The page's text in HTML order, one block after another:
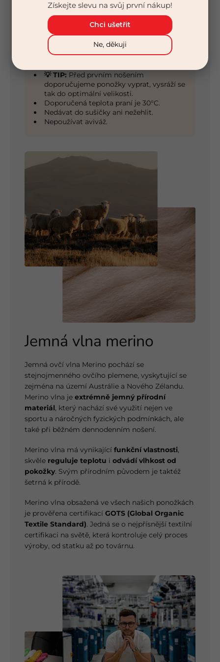
Na doma
Teplotní třída:
Léto
💡 TIP: Před prvním nošením
doporučujeme ponožky vyprat, vysráží se
tak do optimální velikosti.
Doporučená teplota praní je 30°C.
Nedávat do sušičky ani nežehlit.
Nepoužívat aviváž.
Jemná vlna merino
Jemná ovčí vlna Merino pochází se
stejnojmenného ovčího plemene, vyskytující se
zejména na území Austrálie a Nového Zélandu.
Merino vlna je extrémně jemný přírodní
materiál, který nachází své využití nejen ve
sportu a náročných fyzických podmínkách, ale
také při běžném dennodenním nošení.
Merino vlna má vynikající funkční vlastnosti,
skvěle reguluje teplotu i odvádí vlhkost od
pokožky. Svým přírodním původem je taktéž
šetrná k přírodě.
Merino vlna obsažená ve všech našich ponožkách
je prověřena certifikací GOTS (Global Organic
Textile Standard). Jedná se o nejpřísnější textilní
certifikaci na světě, která kontroluje celý proces
výroby, od statku až po továrnu.
Získejte slevu na svůj první nákup!
Chci ušetřit
Ne, děkuji